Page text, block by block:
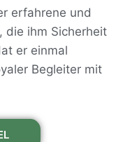
erfahrene und
die ihm Sicherheit
er einmal
Begleiter mit